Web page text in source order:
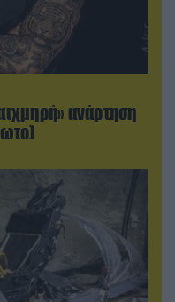
ανάρτηση